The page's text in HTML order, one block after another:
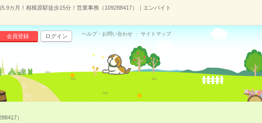
カ月！相模原駅徒歩15分！営業事務（109288417）｜エンバイト
会員登録 ログイン ヘルプ・お問い合わせ サイトマップ
）